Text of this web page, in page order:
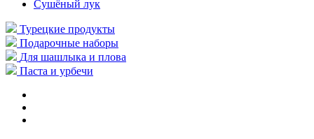
Сушёный лук
Турецкие продукты
Подарочные наборы
Для шашлыка и плова
Паста и урбечи